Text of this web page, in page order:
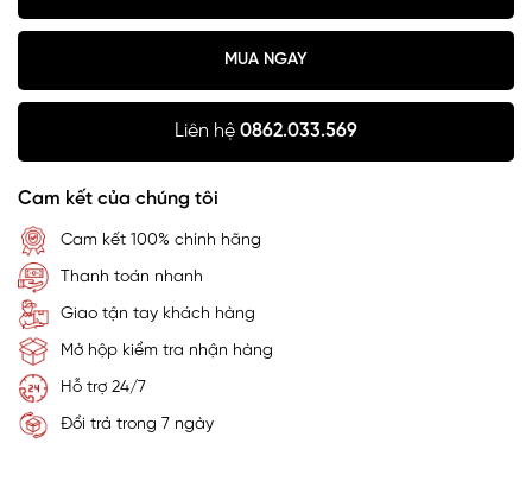
MUA NGAY
Liên hệ 0862.033.569
Cam kết của chúng tôi
Cam kết 100% chính hãng
Thanh toán nhanh
Giao tận tay khách hàng
Mở hộp kiểm tra nhận hàng
Hỗ trợ 24/7
Đổi trả trong 7 ngày